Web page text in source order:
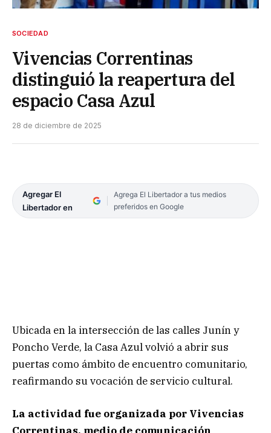
SOCIEDAD
Vivencias Correntinas
distinguió la reapertura del
espacio Casa Azul
28 de diciembre de 2025
Agregar El
Libertador en
Agrega El Libertador a tus medios
preferidos en Google
Ubicada en la intersección de las calles Junín y
Poncho Verde, la Casa Azul volvió a abrir sus
puertas como ámbito de encuentro comunitario,
reafirmando su vocación de servicio cultural.
La actividad fue organizada por Vivencias